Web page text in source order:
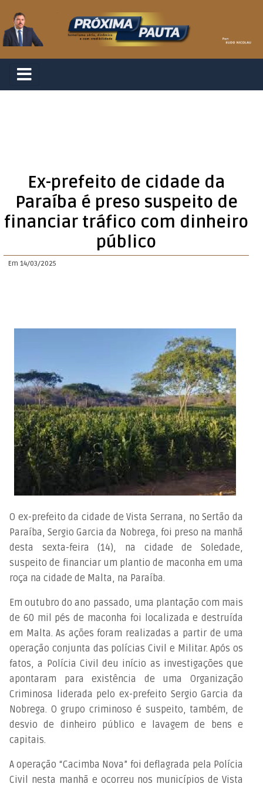
Ex-prefeito de cidade da
Paraíba é preso suspeito de
financiar tráfico com dinheiro
público
Em 14/03/2025
O ex-prefeito da cidade de Vista Serrana, no Sertão da
Paraíba, Sergio Garcia da Nobrega, foi preso na manhã
desta sexta-feira (14), na cidade de Soledade,
suspeito de financiar um plantio de maconha em uma
roça na cidade de Malta, na Paraíba.
Em outubro do ano passado, uma plantação com mais
de 60 mil pés de maconha foi localizada e destruída
em Malta. As ações foram realizadas a partir de uma
operação conjunta das polícias Civil e Militar. Após os
fatos, a Polícia Civil deu início as investigações que
apontaram para existência de uma Organização
Criminosa liderada pelo ex-prefeito Sergio Garcia da
Nobrega. O grupo criminoso é suspeito, também, de
desvio de dinheiro público e lavagem de bens e
capitais.
A operação “Cacimba Nova” foi deflagrada pela Polícia
Civil nesta manhã e ocorreu nos municípios de Vista